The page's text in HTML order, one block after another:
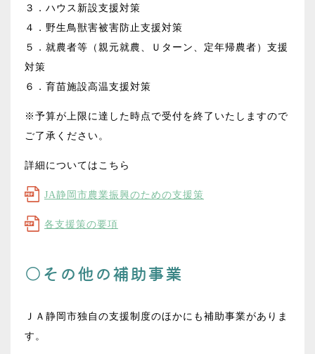
３．ハウス新設支援対策
４．野生鳥獣害被害防止支援対策
５．就農者等（親元就農、Ｕターン、定年帰農者）支援
対策
６．育苗施設高温支援対策
※予算が上限に達した時点で受付を終了いたしますので
ご了承ください。
詳細についてはこちら
JA静岡市農業振興のための支援策
各支援策の要項
○その他の補助事業
ＪＡ静岡市独自の支援制度のほかにも補助事業がありま
す。